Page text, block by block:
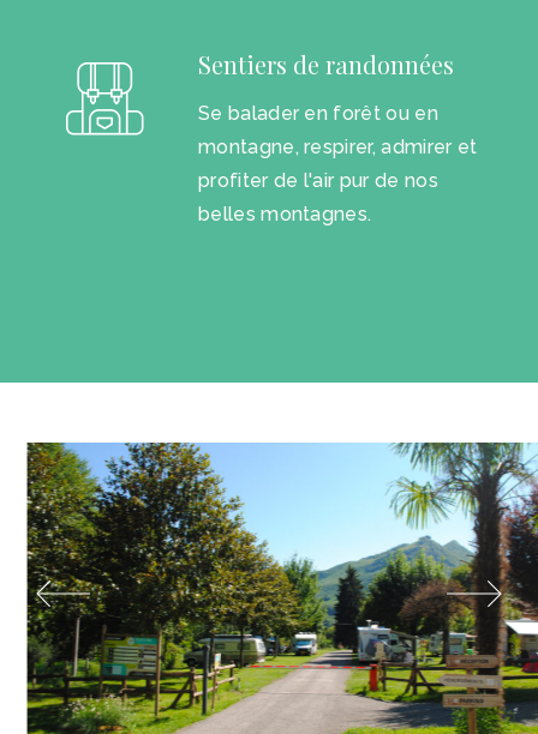
Sentiers de randonnées
Se balader en forêt ou en
montagne, respirer, admirer et
profiter de l'air pur de nos
belles montagnes.